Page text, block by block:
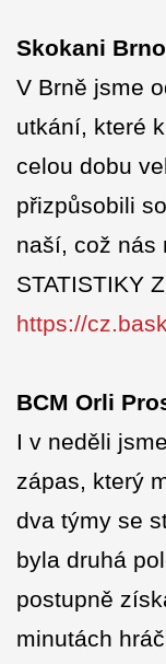
Skokani
V Brně jsme
utkání, které
celou dobu
přizpůsobili
naší, což nás
STATISTIKY
https://
BCM Orli
I v neděli
zápas, který
dva týmy se
byla druhá
postupně
minutách